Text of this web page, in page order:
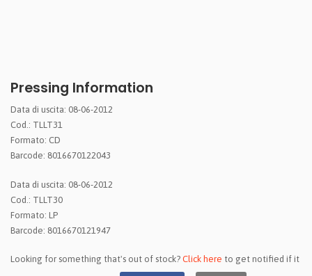
Pressing Information
Data di uscita: 08-06-2012
Cod.: TLLT31
Formato: CD
Barcode: 8016670122043
Data di uscita: 08-06-2012
Cod.: TLLT30
Formato: LP
Barcode: 8016670121947
Looking for something that's out of stock? Click here to get notified if it